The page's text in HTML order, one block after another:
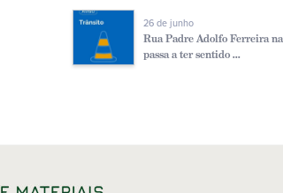
26 de junho
Rua Padre Adolfo Ferreira
passa a ter sentido ...